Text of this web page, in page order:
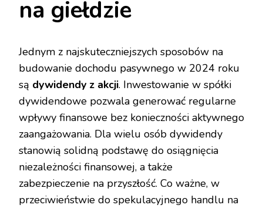
na giełdzie
Jednym z najskuteczniejszych sposobów na
budowanie dochodu pasywnego w 2024 roku
są dywidendy z akcji. Inwestowanie w spółki
dywidendowe pozwala generować regularne
wpływy finansowe bez konieczności aktywnego
zaangażowania. Dla wielu osób dywidendy
stanowią solidną podstawę do osiągnięcia
niezależności finansowej, a także
zabezpieczenie na przyszłość. Co ważne, w
przeciwieństwie do spekulacyjnego handlu na